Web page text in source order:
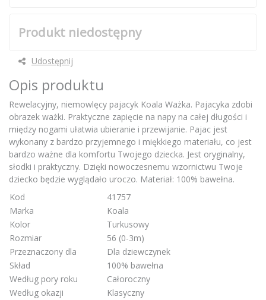
Produkt niedostępny
Udostępnij
Opis produktu
Rewelacyjny, niemowlęcy pajacyk Koala Ważka. Pajacyka zdobi
obrazek ważki. Praktyczne zapięcie na napy na całej długości i
między nogami ułatwia ubieranie i przewijanie. Pajac jest
wykonany z bardzo przyjemnego i miękkiego materiału, co jest
bardzo ważne dla komfortu Twojego dziecka. Jest oryginalny,
słodki i praktyczny. Dzięki nowoczesnemu wzornictwu Twoje
dziecko będzie wyglądało uroczo. Materiał: 100% bawełna.
Kod
41757
Marka
Koala
Kolor
Turkusowy
Rozmiar
56 (0-3m)
Przeznaczony dla
Dla dziewczynek
Skład
100% bawełna
Według pory roku
Całoroczny
Według okazji
Klasyczny